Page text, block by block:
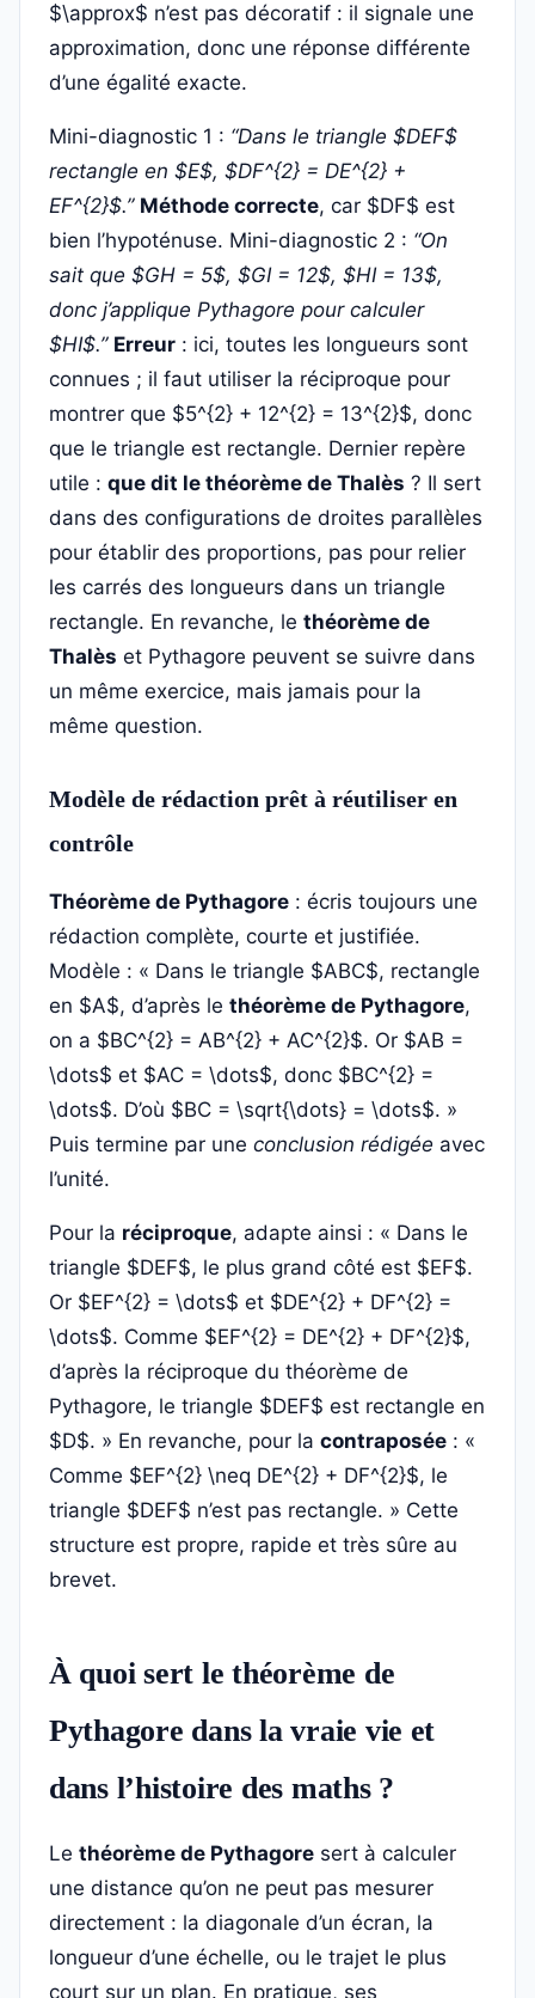
$\approx$ n’est pas décoratif : il signale une
approximation, donc une réponse différente
d’une égalité exacte.
Mini-diagnostic 1 : “Dans le triangle $DEF$
rectangle en $E$, $DF^{2} = DE^{2} +
EF^{2}$.” Méthode correcte, car $DF$ est
bien l’hypoténuse. Mini-diagnostic 2 : “On
sait que $GH = 5$, $GI = 12$, $HI = 13$,
donc j’applique Pythagore pour calculer
$HI$.” Erreur : ici, toutes les longueurs sont
connues ; il faut utiliser la réciproque pour
montrer que $5^{2} + 12^{2} = 13^{2}$, donc
que le triangle est rectangle. Dernier repère
utile : que dit le théorème de Thalès ? Il sert
dans des configurations de droites parallèles
pour établir des proportions, pas pour relier
les carrés des longueurs dans un triangle
rectangle. En revanche, le théorème de
Thalès et Pythagore peuvent se suivre dans
un même exercice, mais jamais pour la
même question.
Modèle de rédaction prêt à réutiliser en
contrôle
Théorème de Pythagore : écris toujours une
rédaction complète, courte et justifiée.
Modèle : « Dans le triangle $ABC$, rectangle
en $A$, d’après le théorème de Pythagore,
on a $BC^{2} = AB^{2} + AC^{2}$. Or $AB =
\dots$ et $AC = \dots$, donc $BC^{2} =
\dots$. D’où $BC = \sqrt{\dots} = \dots$. »
Puis termine par une conclusion rédigée avec
l’unité.
Pour la réciproque, adapte ainsi : « Dans le
triangle $DEF$, le plus grand côté est $EF$.
Or $EF^{2} = \dots$ et $DE^{2} + DF^{2} =
\dots$. Comme $EF^{2} = DE^{2} + DF^{2}$,
d’après la réciproque du théorème de
Pythagore, le triangle $DEF$ est rectangle en
$D$. » En revanche, pour la contraposée : «
Comme $EF^{2} \neq DE^{2} + DF^{2}$, le
triangle $DEF$ n’est pas rectangle. » Cette
structure est propre, rapide et très sûre au
brevet.
À quoi sert le théorème de
Pythagore dans la vraie vie et
dans l’histoire des maths ?
Le théorème de Pythagore sert à calculer
une distance qu’on ne peut pas mesurer
directement : la diagonale d’un écran, la
longueur d’une échelle, ou le trajet le plus
court sur un plan. En pratique, ses